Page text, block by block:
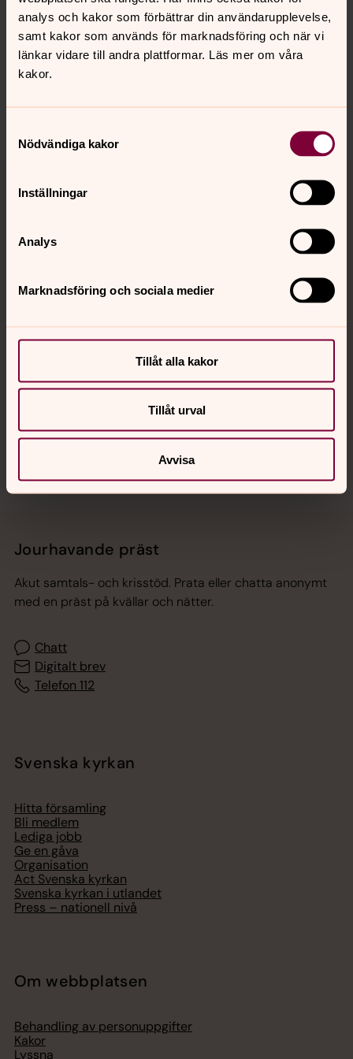
analys och kakor som förbättrar din användarupplevelse,
samt kakor som används för marknadsföring och när vi
länkar vidare till andra plattformar. Läs mer om våra
kakor.
Nödvändiga kakor
Inställningar
Analys
Marknadsföring och sociala medier
Tillåt alla kakor
Tillåt urval
Avvisa
Synpunkter eller frågor på sidans
innehåll?
lpkyrkogard@svenskakyrkan.se
Kontakt
Sociala kanaler
Jourhavande präst
Akut samtals- och krisstöd. Prata eller chatta anonymt
med en präst på kvällar och nätter.
Chatt
Digitalt brev
Telefon 112
Svenska kyrkan
Hitta församling
Bli medlem
Lediga jobb
Ge en gåva
Organisation
Act Svenska kyrkan
Svenska kyrkan i utlandet
Press – nationell nivå
Om webbplatsen
Behandling av personuppgifter
Kakor
Lyssna